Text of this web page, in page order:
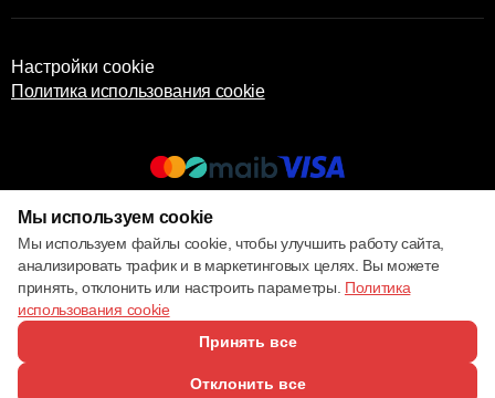
Настройки cookie
Политика использования cookie
© 2013 – 2026 ECOM
Мы используем cookie
Мы используем файлы cookie, чтобы улучшить работу сайта,
анализировать трафик и в маркетинговых целях. Вы можете
принять, отклонить или настроить параметры. Политика
использования cookie
Принять все
Отклонить все